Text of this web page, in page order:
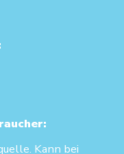
Kann bei